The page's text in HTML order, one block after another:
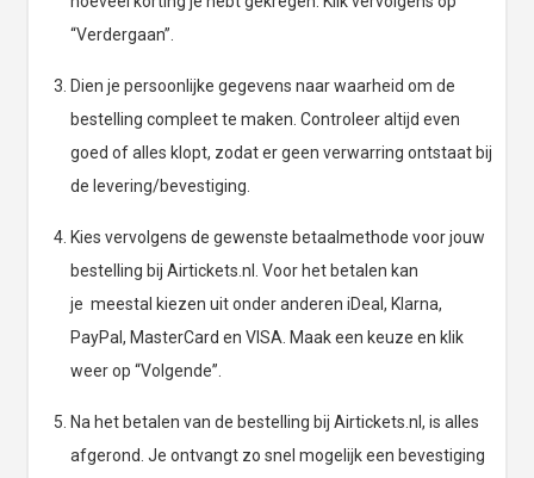
“Verdergaan”.
Dien je persoonlijke gegevens naar waarheid om de
bestelling compleet te maken. Controleer altijd even
goed of alles klopt, zodat er geen verwarring ontstaat bij
de levering/bevestiging.
Kies vervolgens de gewenste betaalmethode voor jouw
bestelling bij Airtickets.nl. Voor het betalen kan
je meestal kiezen uit onder anderen iDeal, Klarna,
PayPal, MasterCard en VISA. Maak een keuze en klik
weer op “Volgende”.
Na het betalen van de bestelling bij Airtickets.nl, is alles
afgerond. Je ontvangt zo snel mogelijk een bevestiging